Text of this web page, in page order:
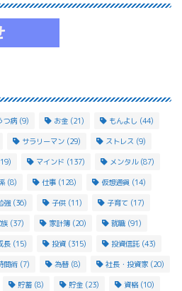
つ病 (9) お金 (21) もんよし (44)
サラリーマン (29) ストレス (9)
マインド (137) メンタル(87)
(8) 仕事 (128) 仮想通貨 (14)
強(36) 子供 (11) 子育て (17)
(37) 家計簿 (20) 就職 (91)
長 (15) 投資 (315) 投資信託 (43)
間術 (7) 為替 (8) 社長・投資家 (20)
貯蓄 (8) 貯金 (23) 資格(10)